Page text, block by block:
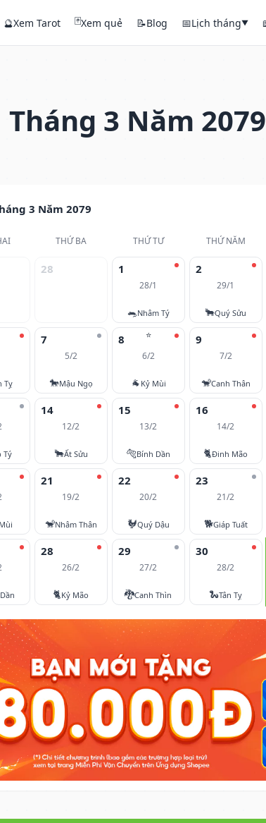
🔮Xem Tarot 🃏Xem quẻ 📝Blog 📅Lịch tháng▼
3 Năm 2079
3 Năm 2079
THỨ BA THỨ TƯ THỨ NĂM
28 1
28/1
🐀Nhâm Tý
2
29/1
🐂Quý Sửu
Tỵ
7
5/2
🐎Mậu Ngọ
⭐
8
6/2
🐐 Kỷ Mùi
9
7/2
🐒Canh Thân
Tý
14
12/2
🐂Ất Sửu
15
13/2
🐅Bính Dần
16
14/2
🐈Đinh Mão
21
19/2
🐒Nhâm Thân
22
20/2
🐓Quý Dậu
23
21/2
🐕Giáp Tuất
28
26/2
🐈Kỷ Mão
29
27/2
🐉Canh Thìn
30
28/2
🐍Tân Tỵ